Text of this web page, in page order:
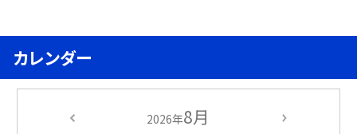
カレンダー
2026年8月